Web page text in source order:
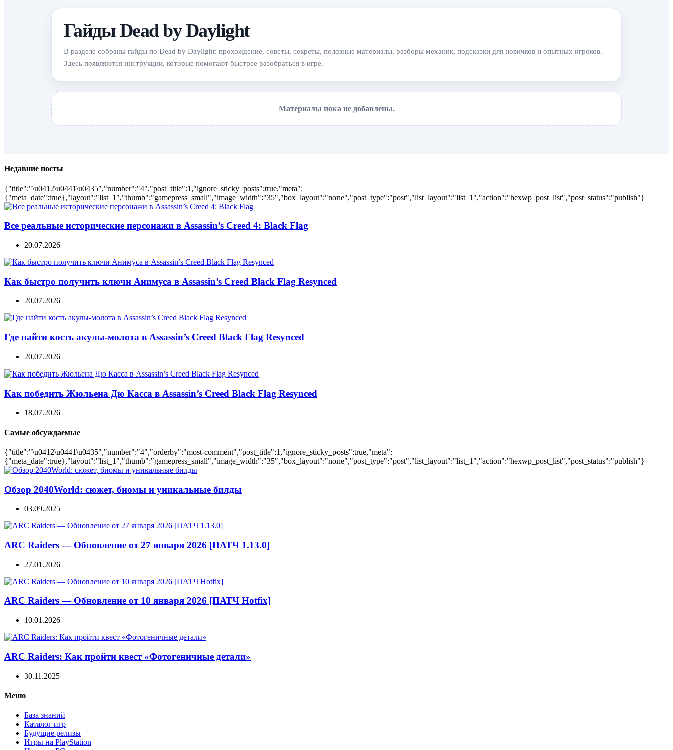
Гайды Dead by Daylight
В разделе собраны гайды по Dead by Daylight: прохождение, советы, секреты, полезные материалы, разборы механик, подсказки для новичков и опытных игроков.
Здесь появляются инструкции, которые помогают быстрее разобраться в игре.
Материалы пока не добавлены.
Недавние посты
{"title":"\u0412\u0441\u0435","number":"4","post_title":1,"ignore_sticky_posts":true,"meta":
{"meta_date":true},"layout":"list_1","thumb":"gamepress_small","image_width":"35","box_layout":"none","post_type":"post","list_layout":"list_1","action":"hexwp_post_list","post_status":"publish"}
Все реальные исторические персонажи в Assassin’s Creed 4: Black Flag
20.07.2026
Как быстро получить ключи Анимуса в Assassin’s Creed Black Flag Resynced
20.07.2026
Где найти кость акулы-молота в Assassin’s Creed Black Flag Resynced
20.07.2026
Как победить Жюльена Дю Касса в Assassin’s Creed Black Flag Resynced
18.07.2026
Самые обсуждаемые
{"title":"\u0412\u0441\u0435","number":"4","orderby":"most-comment","post_title":1,"ignore_sticky_posts":true,"meta":
{"meta_date":true},"layout":"list_1","thumb":"gamepress_small","image_width":"35","box_layout":"none","post_type":"post","list_layout":"list_1","action":"hexwp_post_list","post_status":"publish"}
Обзор 2040World: сюжет, биомы и уникальные билды
03.09.2025
ARC Raiders — Обновление от 27 января 2026 [ПАТЧ 1.13.0]
27.01.2026
ARC Raiders — Обновление от 10 января 2026 [ПАТЧ Hotfix]
10.01.2026
ARC Raiders: Как пройти квест «Фотогеничные детали»
30.11.2025
Меню
База знаний
Каталог игр
Будущие релизы
Игры на PlayStation